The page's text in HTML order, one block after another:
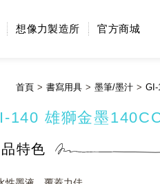
想像力製造所 官方商城
首頁 書寫用具 墨筆/墨汁 GI-
140 雄獅金墨
特色